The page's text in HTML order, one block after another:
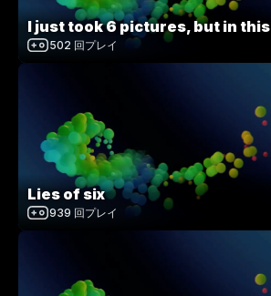
I just took 6 pictures, but in this
502 回プレイ
Lies of six
939 回プレイ